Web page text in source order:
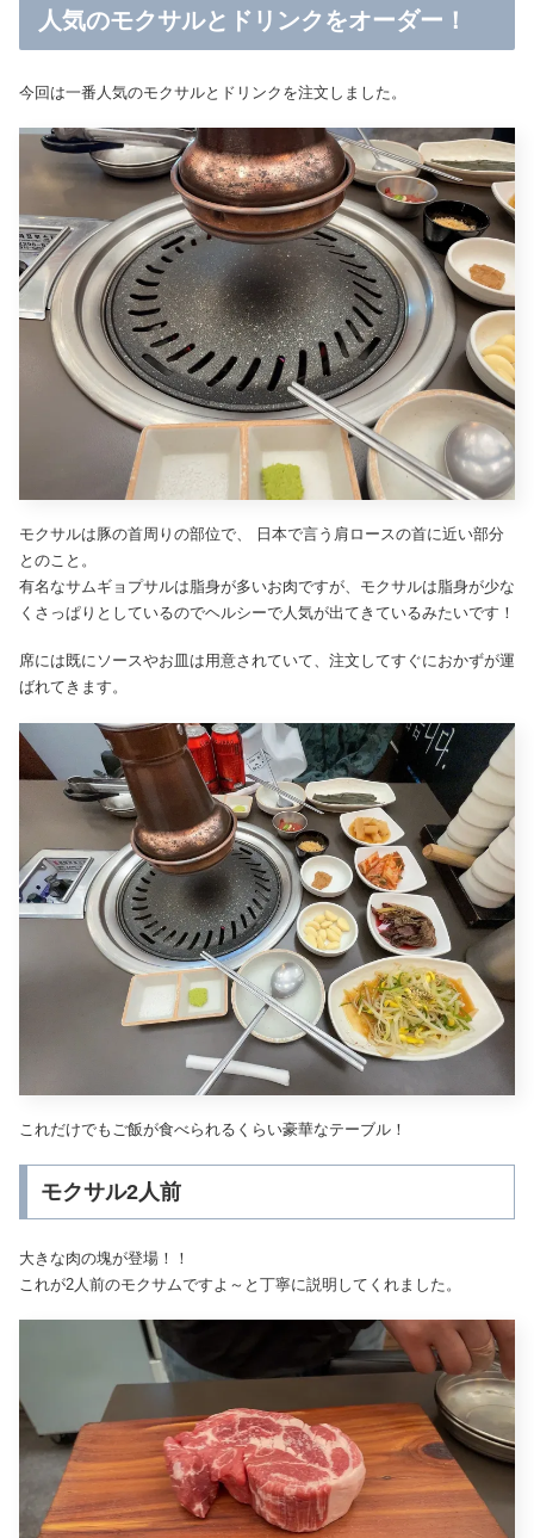
人気のモクサルとドリンクをオーダー！
今回は一番人気のモクサルとドリンクを注文しました。
モクサルは豚の首周りの部位で、 日本で言う肩ロースの首に近い部分
とのこと。
有名なサムギョプサルは脂身が多いお肉ですが、モクサルは脂身が少な
くさっぱりとしているのでヘルシーで人気が出てきているみたいです！
席には既にソースやお皿は用意されていて、注文してすぐにおかずが運
ばれてきます。
これだけでもご飯が食べられるくらい豪華なテーブル！
モクサル2人前
大きな肉の塊が登場！！
これが2人前のモクサムですよ～と丁寧に説明してくれました。